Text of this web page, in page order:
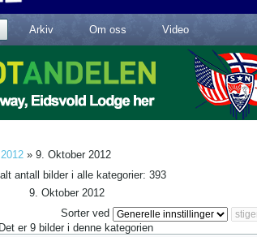
Arkiv Om oss Video
2012 » 9. Oktober 2012
antall bilder i alle kategorier: 393
9. Oktober 2012
Sorter ved
Det er 9 bilder i denne kategorien